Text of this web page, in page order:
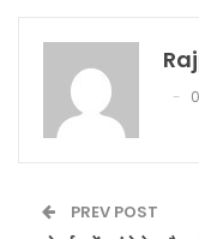
PREV POST